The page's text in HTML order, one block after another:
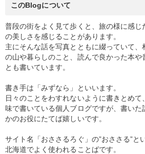
このBlogについて
普段の街をよく見て歩くと、旅の様に感じ
の美しさを感じることがあります。
主にそんな話を写真とともに綴っていて、
の山や暮らしのこと、読んで良かった本や
とも書いています。
書き手は「みずなら」といいます。
日々のことをわすれないように書きとめて
味で書いている個人ブログですが、書いた
かのお役にたてば嬉しいです。
サイト名「おささるろぐ」の”おささる”と
北海道でよく使われることばです。